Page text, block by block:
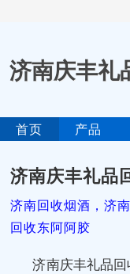
济南庆丰礼
首页 产品
济南庆丰礼品
济南回收烟酒，济
回收东阿阿胶
济南庆丰礼品